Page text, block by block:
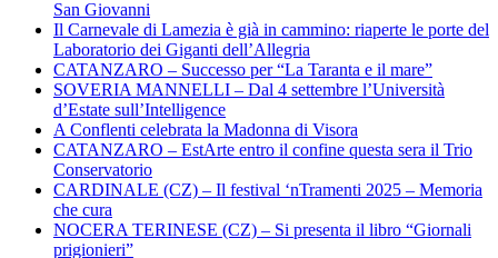
San Giovanni
Il Carnevale di Lamezia è già in cammino: riaperte le porte del
Laboratorio dei Giganti dell’Allegria
CATANZARO – Successo per “La Taranta e il mare”
SOVERIA MANNELLI – Dal 4 settembre l’Università
d’Estate sull’Intelligence
A Conflenti celebrata la Madonna di Visora
CATANZARO – EstArte entro il confine questa sera il Trio
Conservatorio
CARDINALE (CZ) – Il festival ‘nTramenti 2025 – Memoria
che cura
NOCERA TERINESE (CZ) – Si presenta il libro “Giornali
prigionieri”